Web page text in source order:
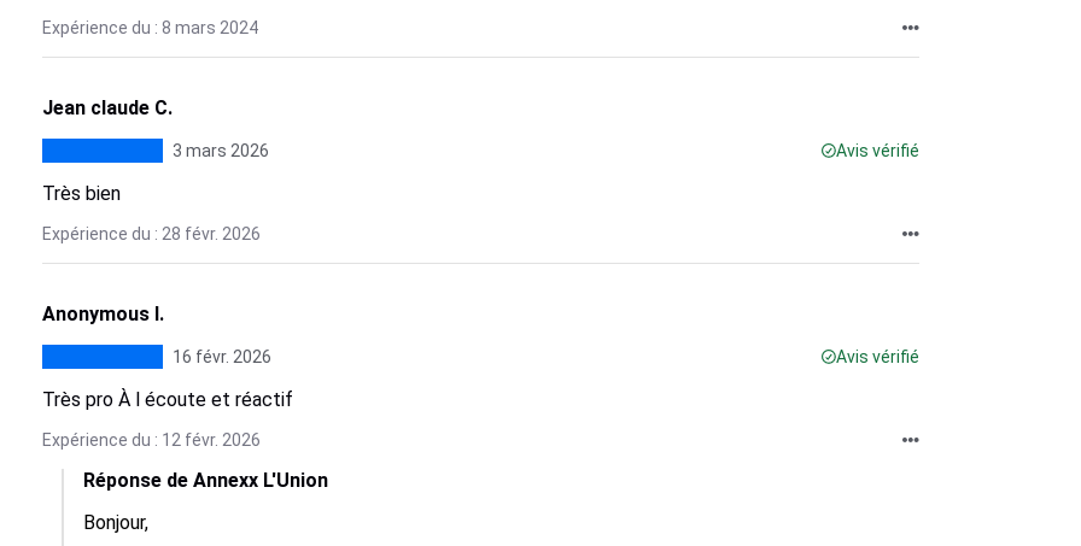
Expérience du : 8 mars 2024
Jean claude C.
3 mars 2026 Avis vérifié
Très bien
Expérience du : 28 févr. 2026
Anonymous I.
16 févr. 2026 Avis vérifié
Très pro À l écoute et réactif
Expérience du : 12 févr. 2026
Réponse de Annexx L'Union
Bonjour,